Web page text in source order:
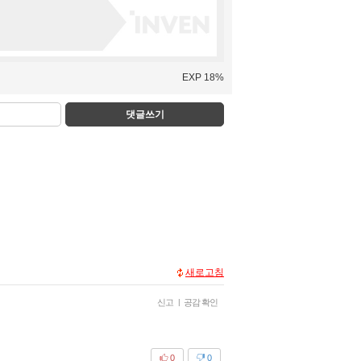
EXP 18%
댓글쓰기
새로고침
신고 | 공감 확인
0
0